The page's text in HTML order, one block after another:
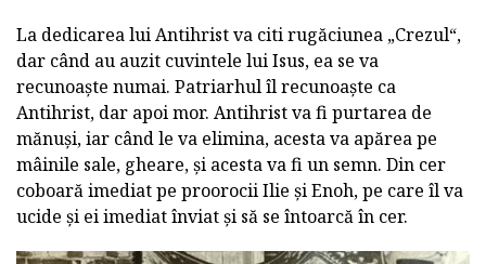
La dedicarea lui Antihrist va citi rugăciunea „Crezul“,
dar când au auzit cuvintele lui Isus, ea se va
recunoaște numai. Patriarhul îl recunoaște ca
Antihrist, dar apoi mor. Antihrist va fi purtarea de
mănuși, iar când le va elimina, acesta va apărea pe
mâinile sale, gheare, și acesta va fi un semn. Din cer
coboară imediat pe proorocii Ilie și Enoh, pe care îl va
ucide și ei imediat înviat și să se întoarcă în cer.